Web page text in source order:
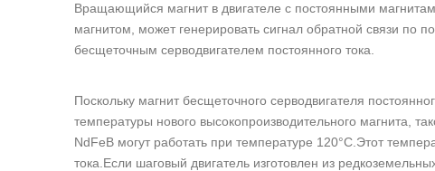
Вращающийся магнит в двигателе с постоянными
магнитом, может генерировать сигнал обратной связи
бесщеточным серводвигателем постоянного тока.
Поскольку магнит бесщеточного серводвигателя
температуры нового высокопроизводительного магнита,
NdFeB могут работать при температуре 120°C.Этот
тока.Если шаговый двигатель изготовлен из